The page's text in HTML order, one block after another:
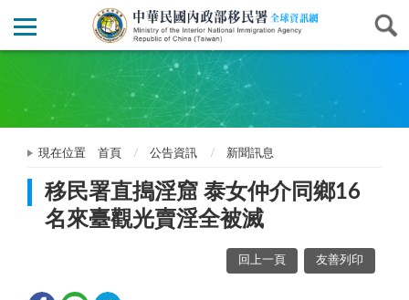
現在位置 首頁 公告資訊 新聞訊息
移民署直搗淫窟 泰女仲介同鄉16
名來臺觀光賣淫全被滅
回上一頁 友善列印